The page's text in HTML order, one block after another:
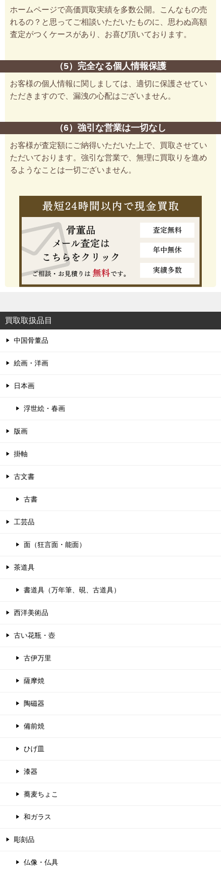
ホームページで高価買取実績を多数公開。こんなもの売
れるの？と思ってご相談いただいたものに、思わぬ高額
査定がつくケースがあり、お喜び頂いております。
（5）完全なる個人情報保護
お客様の個人情報に関しましては、適切に保護させてい
ただきますので、漏洩の心配はございません。
（6）強引な営業は一切なし
お客様が査定額にご納得いただいた上で、買取させてい
ただいております。強引な営業で、無理に買取りを進め
るようなことは一切ございません。
買取取扱品目
中国骨董品
絵画・洋画
日本画
浮世絵・春画
版画
掛軸
古文書
古書
工芸品
面（狂言面・能面）
茶道具
書道具（万年筆、硯、古道具）
西洋美術品
古い花瓶・壺
古伊万里
薩摩焼
陶磁器
備前焼
ひげ皿
漆器
蕎麦ちょこ
和ガラス
彫刻品
仏像・仏具